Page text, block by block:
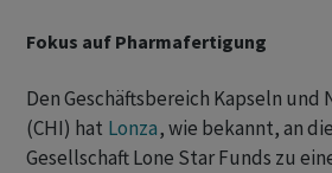
Fokus auf Pharmafertigung
Den Geschäftsbereich Kapseln und
(CHI) hat Lonza, wie bekannt, an
Gesellschaft Lone Star Funds zu